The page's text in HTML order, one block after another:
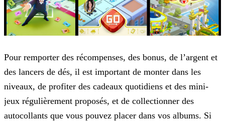
Pour remporter des récompenses, des bonus, de l’argent et
des lancers de dés, il est important de monter dans les
niveaux, de profiter des cadeaux quotidiens et des mini-
jeux régulièrement proposés, et de collectionner des
autocollants que vous pouvez placer dans vos albums. Si